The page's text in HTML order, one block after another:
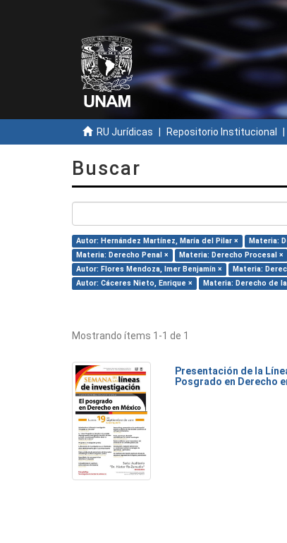
RU Jurídicas Repositorio Institucional
Buscar
Autor: Hernández Martínez, María del Pilar × Materia:
Materia: Derecho Penal ×
Materia: Derecho Procesal ×
Autor: Flores Mendoza, Imer Benjamín ×
Materia:
Autor: Cáceres Nieto, Enrique ×
Materia: Derecho de
Mostrando ítems 1-1 de 1
Presentación de la
Posgrado en Derecho